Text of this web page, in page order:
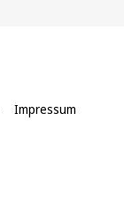
Impressum